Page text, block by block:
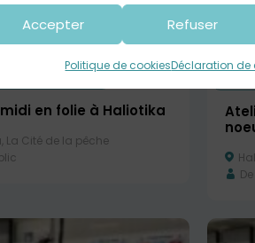
Accepter Refuser
Politique de cookiesDéclaration
> 28 août 2026
en folie à Haliotika
La Cité de la pêche